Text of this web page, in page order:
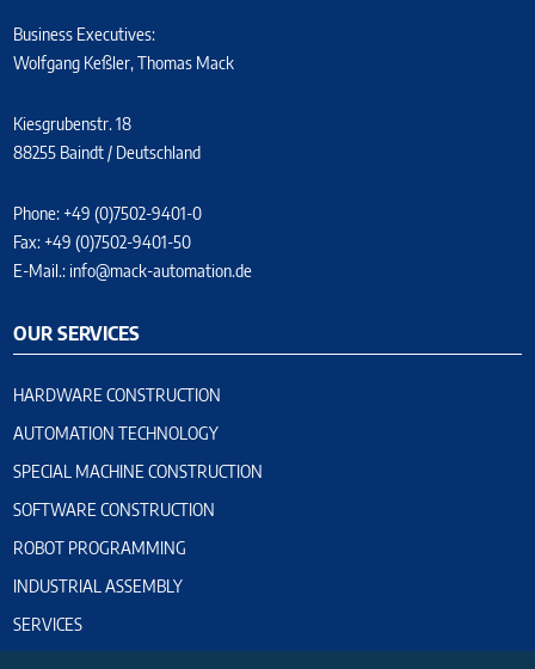
Business Executives:
Wolfgang Keßler, Thomas Mack
Kiesgrubenstr. 18
88255 Baindt / Deutschland
Phone: +49 (0)7502-9401-0
Fax: +49 (0)7502-9401-50
E-Mail.:info@mack-automation.de
OUR SERVICES
HARDWARE CONSTRUCTION
AUTOMATION TECHNOLOGY
SPECIAL MACHINE CONSTRUCTION
SOFTWARE CONSTRUCTION
ROBOT PROGRAMMING
INDUSTRIAL ASSEMBLY
SERVICES